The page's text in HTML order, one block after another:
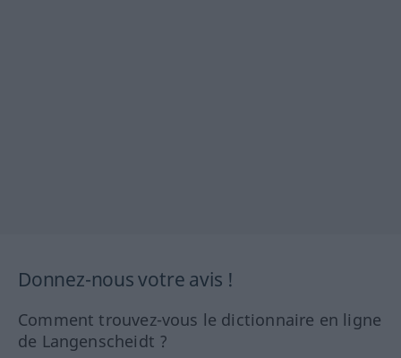
Donnez-nous votre avis !
Comment trouvez-vous le dictionnaire en ligne
de Langenscheidt ?